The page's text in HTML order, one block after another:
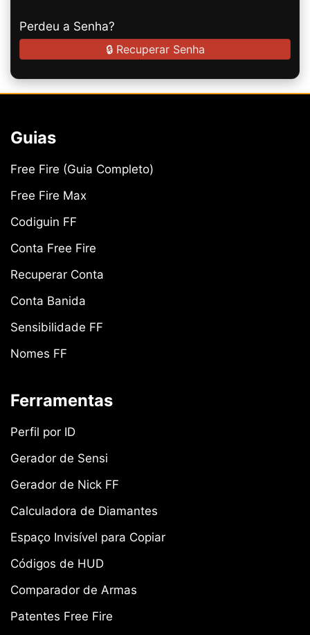
Perdeu a Senha?
🔒 Recuperar Senha
Guias
Free Fire (Guia Completo)
Free Fire Max
Codiguin FF
Conta Free Fire
Recuperar Conta
Conta Banida
Sensibilidade FF
Nomes FF
Ferramentas
Perfil por ID
Gerador de Sensi
Gerador de Nick FF
Calculadora de Diamantes
Espaço Invisível para Copiar
Códigos de HUD
Comparador de Armas
Patentes Free Fire